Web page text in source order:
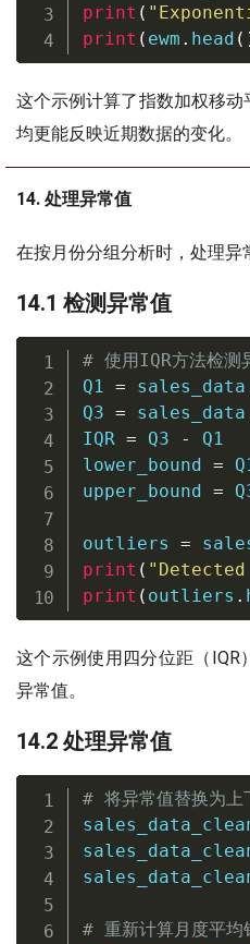
print (
print ( ewm . head (
这个示例计算了指数加权移
均更能反映近期数据的变化。
14. 处理异常值
在按月份分组分析时，处理异
14.1 检测异常值
# 使用IQR方法检测
Q1 = sales_data
Q3 = sales_data
IQR = Q3 -
Q1
lower_bound =
upper_bound =
outliers =
print (
print ( outliers .
这个示例使用四分位距（IQR
异常值。
14.2 处理异常值
# 将异常值替换为上
# 重新计算月度平均